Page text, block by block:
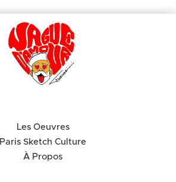
Les Oeuvres
Paris Sketch Culture
À Propos